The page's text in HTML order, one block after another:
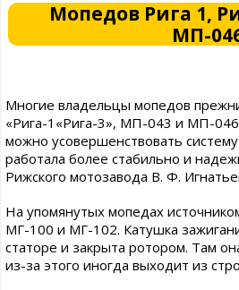
Мопедов Рига 1,
МП-
Многие владельцы мопедов
«Рига-1«Рига-3», МП-043 и МП-
можно усовершенствовать
работала более стабильно и
Рижского мотозавода В. Ф.
На упомянутых мопедах
МГ-100 и МГ-102. Катушка
статоре и закрыта ротором. Там
из-за этого иногда выходит из